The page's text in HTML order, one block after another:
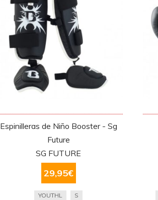
Espinilleras de Niño Booster - Sg
Future
SG FUTURE
29,95€
YOUTHL S